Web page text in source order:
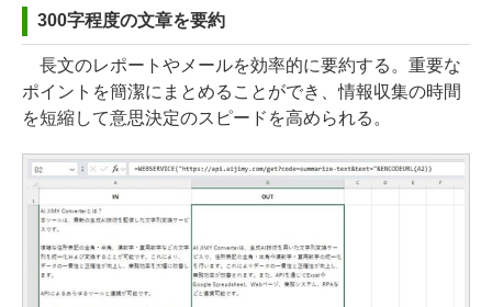
300字程度の文章を要約
長文のレポートやメールを効率的に要約する。重要な
ポイントを簡潔にまとめることができ、情報収集の時間
を短縮して意思決定のスピードを高められる。